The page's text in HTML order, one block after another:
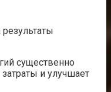
существенно
и улучшает